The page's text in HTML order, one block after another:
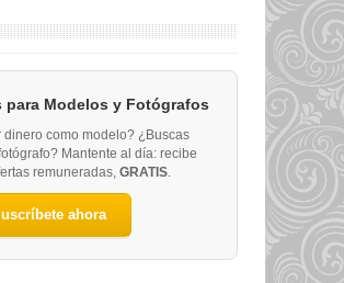
para Modelos y Fotógrafos
dinero como modelo? ¿Buscas
Mantente al día: recibe
remuneradas,GRATIS.
ahora